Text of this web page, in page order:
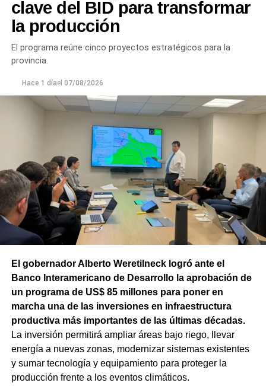
clave del BID para transformar
la producción
El programa reúne cinco proyectos estratégicos para la
provincia.
Hace 1 díael 07/08/2026
El gobernador Alberto Weretilneck logró ante el
Banco Interamericano de Desarrollo la aprobación de
un programa de US$ 85 millones para poner en
marcha una de las inversiones en infraestructura
productiva más importantes de las últimas décadas.
La inversión permitirá ampliar áreas bajo riego, llevar
energía a nuevas zonas, modernizar sistemas existentes
y sumar tecnología y equipamiento para proteger la
producción frente a los eventos climáticos.